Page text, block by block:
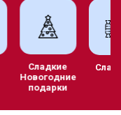
Сладкие
Новогодние
подарки